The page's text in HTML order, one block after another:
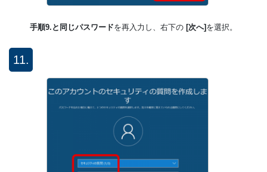
手順9.と同じパスワードを再入力し、右下の [次へ] を選択。
11.